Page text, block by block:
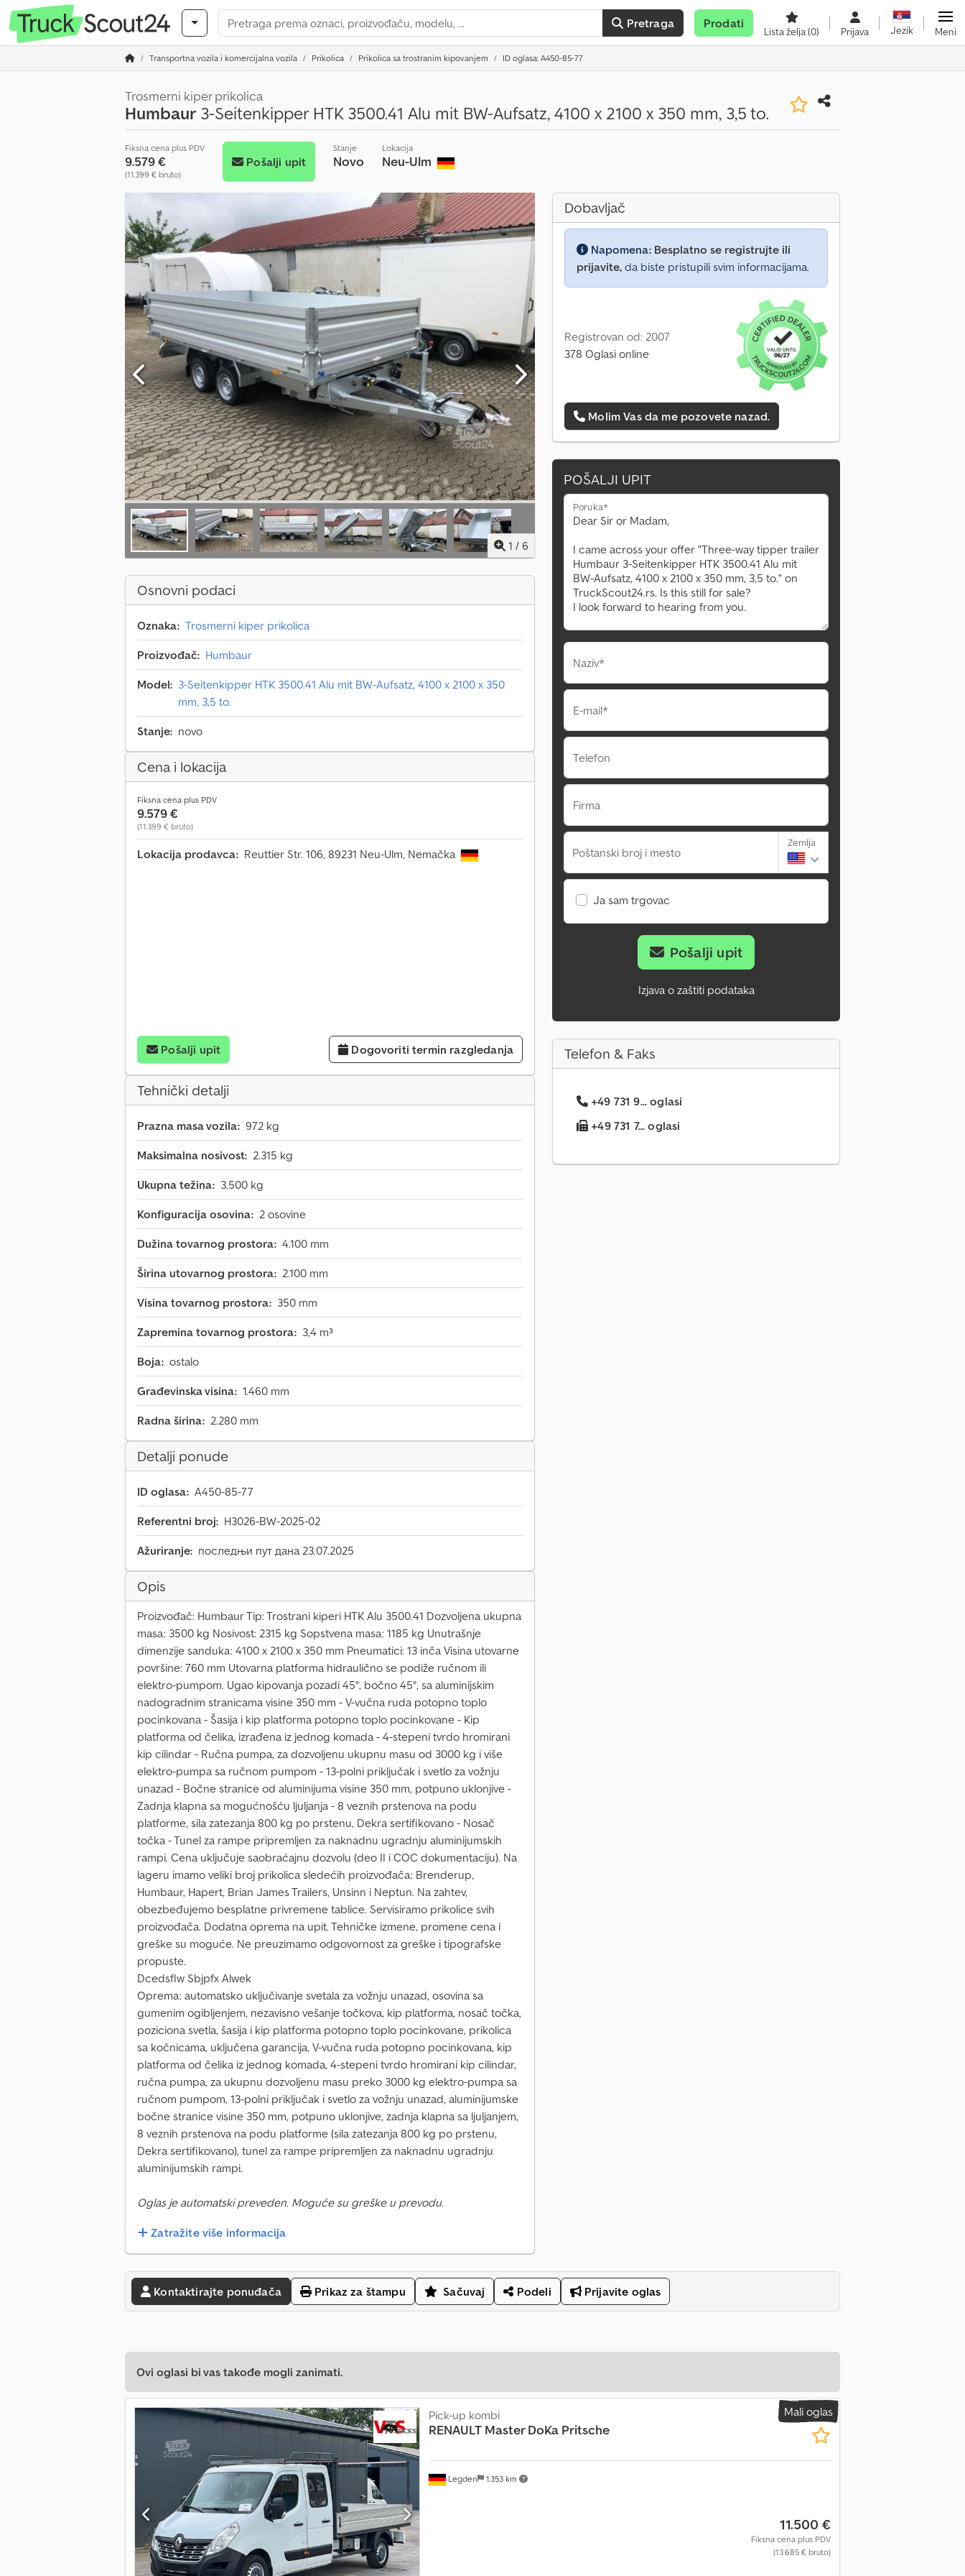
Pretraga Prodati
Lista želja(0) Prijava Jezik Meni
Transportna vozila i komercijalna vozila Prikolica Prikolica sa trostranim kipovanjem ID oglasa: A450-85-77
Trosmerni kiper prikolica
Humbaur 3-Seitenkipper HTK 3500.41 Alu mit BW-Aufsatz, 4100 x 2100 x 350 mm, 3,5 to.
Fiksna cena plus PDV
9.579 €
(11.399 € bruto)
Pošalji upit
Stanje
Novo
Lokacija
Neu-Ulm
1 / 6
Osnovni podaci
Oznaka: Trosmerni kiper prikolica
Proizvođač: Humbaur
Model: 3-Seitenkipper HTK 3500.41 Alu mit BW-Aufsatz, 4100 x 2100 x 350
mm, 3,5 to.
Stanje: novo
Cena i lokacija
Fiksna cena plus PDV
9.579 €
(11.399 € bruto)
Lokacija prodavca: Reuttier Str. 106, 89231 Neu-Ulm, Nemačka
Pošalji upit Dogovoriti termin razgledanja
Tehnički detalji
Prazna masa vozila: 972 kg
Maksimalna nosivost: 2.315 kg
Ukupna težina: 3.500 kg
Konfiguracija osovina: 2 osovine
Dužina tovarnog prostora: 4.100 mm
Širina utovarnog prostora: 2.100 mm
Visina tovarnog prostora: 350 mm
Zapremina tovarnog prostora: 3,4 m³
Boja: ostalo
Građevinska visina: 1.460 mm
Radna širina: 2.280 mm
Detalji ponude
ID oglasa: A450-85-77
Referentni broj: H3026-BW-2025-02
Ažuriranje: последњи пут дана 23.07.2025
Opis
Proizvođač: Humbaur Tip: Trostrani kiperi HTK Alu 3500.41 Dozvoljena ukupna
masa: 3500 kg Nosivost: 2315 kg Sopstvena masa: 1185 kg Unutrašnje
dimenzije sanduka: 4100 x 2100 x 350 mm Pneumatici: 13 inča Visina utovarne
površine: 760 mm Utovarna platforma hidraulično se podiže ručnom ili
elektro-pumpom. Ugao kipovanja pozadi 45°, bočno 45°, sa aluminijskim
nadogradnim stranicama visine 350 mm - V-vučna ruda potopno toplo
pocinkovana - Šasija i kip platforma potopno toplo pocinkovane - Kip
platforma od čelika, izrađena iz jednog komada - 4-stepeni tvrdo hromirani
kip cilindar - Ručna pumpa, za dozvoljenu ukupnu masu od 3000 kg i više
elektro-pumpa sa ručnom pumpom - 13-polni priključak i svetlo za vožnju
unazad - Bočne stranice od aluminijuma visine 350 mm, potpuno uklonjive -
Zadnja klapna sa mogućnošću ljuljanja - 8 veznih prstenova na podu
platforme, sila zatezanja 800 kg po prstenu, Dekra sertifikovano - Nosač
točka - Tunel za rampe pripremljen za naknadnu ugradnju aluminijumskih
rampi. Cena uključuje saobraćajnu dozvolu (deo II i COC dokumentaciju). Na
lageru imamo veliki broj prikolica sledećih proizvođača: Brenderup,
Humbaur, Hapert, Brian James Trailers, Unsinn i Neptun. Na zahtev,
obezbeđujemo besplatne privremene tablice. Servisiramo prikolice svih
proizvođača. Dodatna oprema na upit. Tehničke izmene, promene cena i
greške su moguće. Ne preuzimamo odgovornost za greške i tipografske
propuste.
Dcedsflw Sbjpfx Alwek
Oprema: automatsko uključivanje svetala za vožnju unazad, osovina sa
gumenim ogibljenjem, nezavisno vešanje točkova, kip platforma, nosač točka,
poziciona svetla, šasija i kip platforma potopno toplo pocinkovane, prikolica
sa kočnicama, uključena garancija, V-vučna ruda potopno pocinkovana, kip
platforma od čelika iz jednog komada, 4-stepeni tvrdo hromirani kip cilindar,
ručna pumpa, za ukupnu dozvoljenu masu preko 3000 kg elektro-pumpa sa
ručnom pumpom, 13-polni priključak i svetlo za vožnju unazad, aluminijumske
bočne stranice visine 350 mm, potpuno uklonjive, zadnja klapna sa ljuljanjem,
8 veznih prstenova na podu platforme (sila zatezanja 800 kg po prstenu,
Dekra sertifikovano), tunel za rampe pripremljen za naknadnu ugradnju
aluminijumskih rampi.
Oglas je automatski preveden. Moguće su greške u prevodu.
Zatražite više informacija
Dobavljač
Napomena: Besplatno se registrujte ili
prijavite, da biste pristupili svim informacijama.
Registrovan od: 2007
378 Oglasi online
Molim Vas da me pozovete nazad.
POŠALJI UPIT
Poruka*
Naziv*
E-mail*
Telefon
Firma
Poštanski broj i mesto
Zemlja
Ja sam trgovac
Pošalji upit
Izjava o zaštiti podataka
Telefon & Faks
+49 731 9... oglasi
+49 731 7... oglasi
Kontaktirajte ponuđača Prikaz za štampu Sačuvaj Podeli Prijavite oglas
Ovi oglasi bi vas takođe mogli zanimati.
Mali oglas
Legden 1.353 km
Pick-up kombi
RENAULT Master DoKa Pritsche
11.500 €
Fiksna cena plus PDV
(13.685 € bruto)